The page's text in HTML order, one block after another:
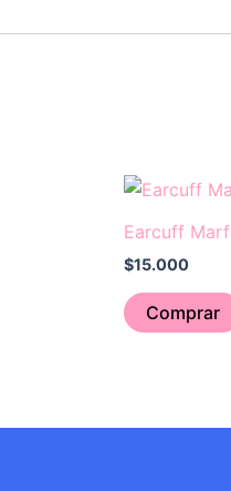
Earcuff
$15.000
Comprar